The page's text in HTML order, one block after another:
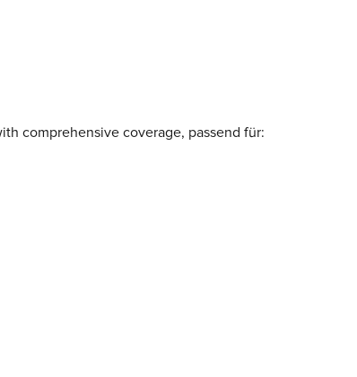
comprehensive coverage, passend für: